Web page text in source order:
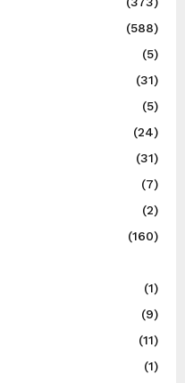
(588)
(5)
(31)
(5)
(24)
(31)
(7)
(2)
(160)
(1)
(9)
(11)
(1)